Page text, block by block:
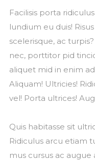
Facilisis porta
lundium eu duis!
scelerisque, ac
nec, porttitor pid
aliquet mid in enim
Aliquam! Ultricies!
vel! Porta ultrices!
Quis habitasse sit
Ridiculus arcu etiam
mus cursus ac